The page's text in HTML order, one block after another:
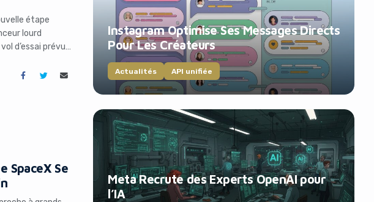
étape
lourd
d’essai prévu
étage de
SpaceX Se
Instagram Optimise Ses Messages Directs
Pour Les Créateurs
Actualités API unifiée
Meta Recrute des Experts OpenAI pour
l’IA